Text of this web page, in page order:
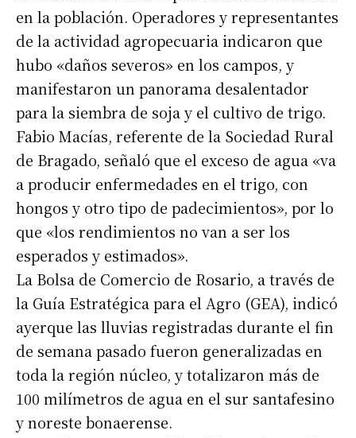
en la población. Operadores y representantes
de la actividad agropecuaria indicaron que
hubo «daños severos» en los campos, y
manifestaron un panorama desalentador
para la siembra de soja y el cultivo de trigo.
Fabio Macías, referente de la Sociedad Rural
de Bragado, señaló que el exceso de agua «va
a producir enfermedades en el trigo, con
hongos y otro tipo de padecimientos», por lo
que «los rendimientos no van a ser los
esperados y estimados».
La Bolsa de Comercio de Rosario, a través de
la Guía Estratégica para el Agro (GEA), indicó
ayerque las lluvias registradas durante el fin
de semana pasado fueron generalizadas en
toda la región núcleo, y totalizaron más de
100 milímetros de agua en el sur santafesino
y noreste bonaerense.